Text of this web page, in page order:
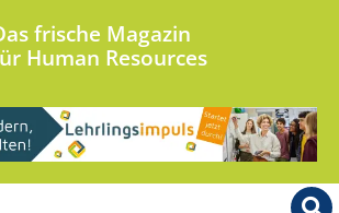
frische Magazin
Human Resources